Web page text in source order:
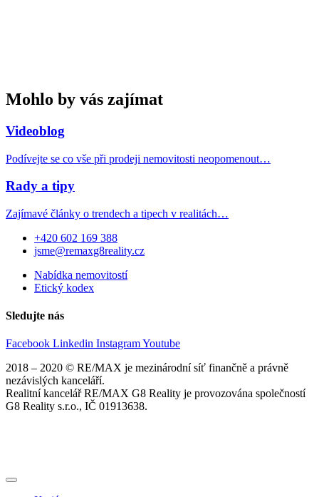
Mohlo by vás zajímat
Videoblog
Podívejte se co vše při prodeji nemovitosti neopomenout…
Rady a tipy
Zajímavé články o trendech a tipech v realitách…
+420 602 169 388
jsme@remaxg8reality.cz
Nabídka nemovitostí
Etický kodex
Sledujte nás
Facebook Linkedin InstagramYoutube
2018 – 2020 © RE/MAX je mezinárodní síť finančně a právně
nezávislých kanceláří.
Realitní kancelář RE/MAX G8 Reality je provozována společností
G8 Reality s.r.o., IČ 01913638.